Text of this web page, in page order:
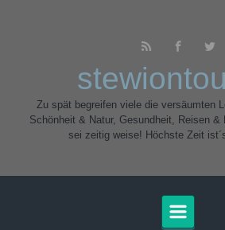
Zu spät begreifen viele die versäumten
Schönheit & Natur, Gesundheit, Reisen &
sei zeitig weise! Höchste Zeit